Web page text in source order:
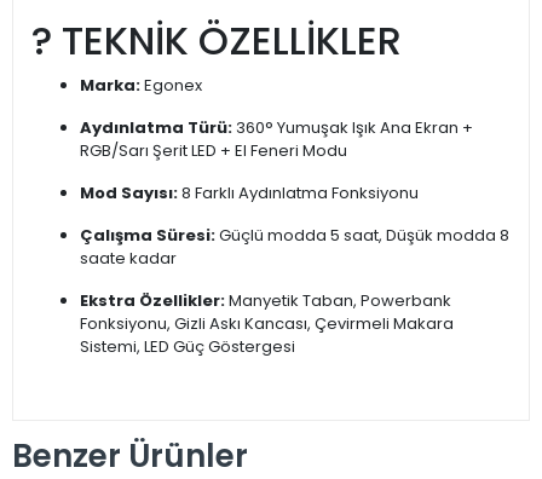
?️ TEKNİK ÖZELLİKLER
Marka:Egonex
Aydınlatma Türü:360° Yumuşak Işık Ana Ekran +
RGB/Sarı Şerit LED + El Feneri Modu
Mod Sayısı:8 Farklı Aydınlatma Fonksiyonu
Çalışma Süresi:Güçlü modda 5 saat, Düşük modda 8
saate kadar
Ekstra Özellikler:Manyetik Taban, Powerbank
Fonksiyonu, Gizli Askı Kancası, Çevirmeli Makara
Sistemi, LED Güç Göstergesi
Benzer Ürünler